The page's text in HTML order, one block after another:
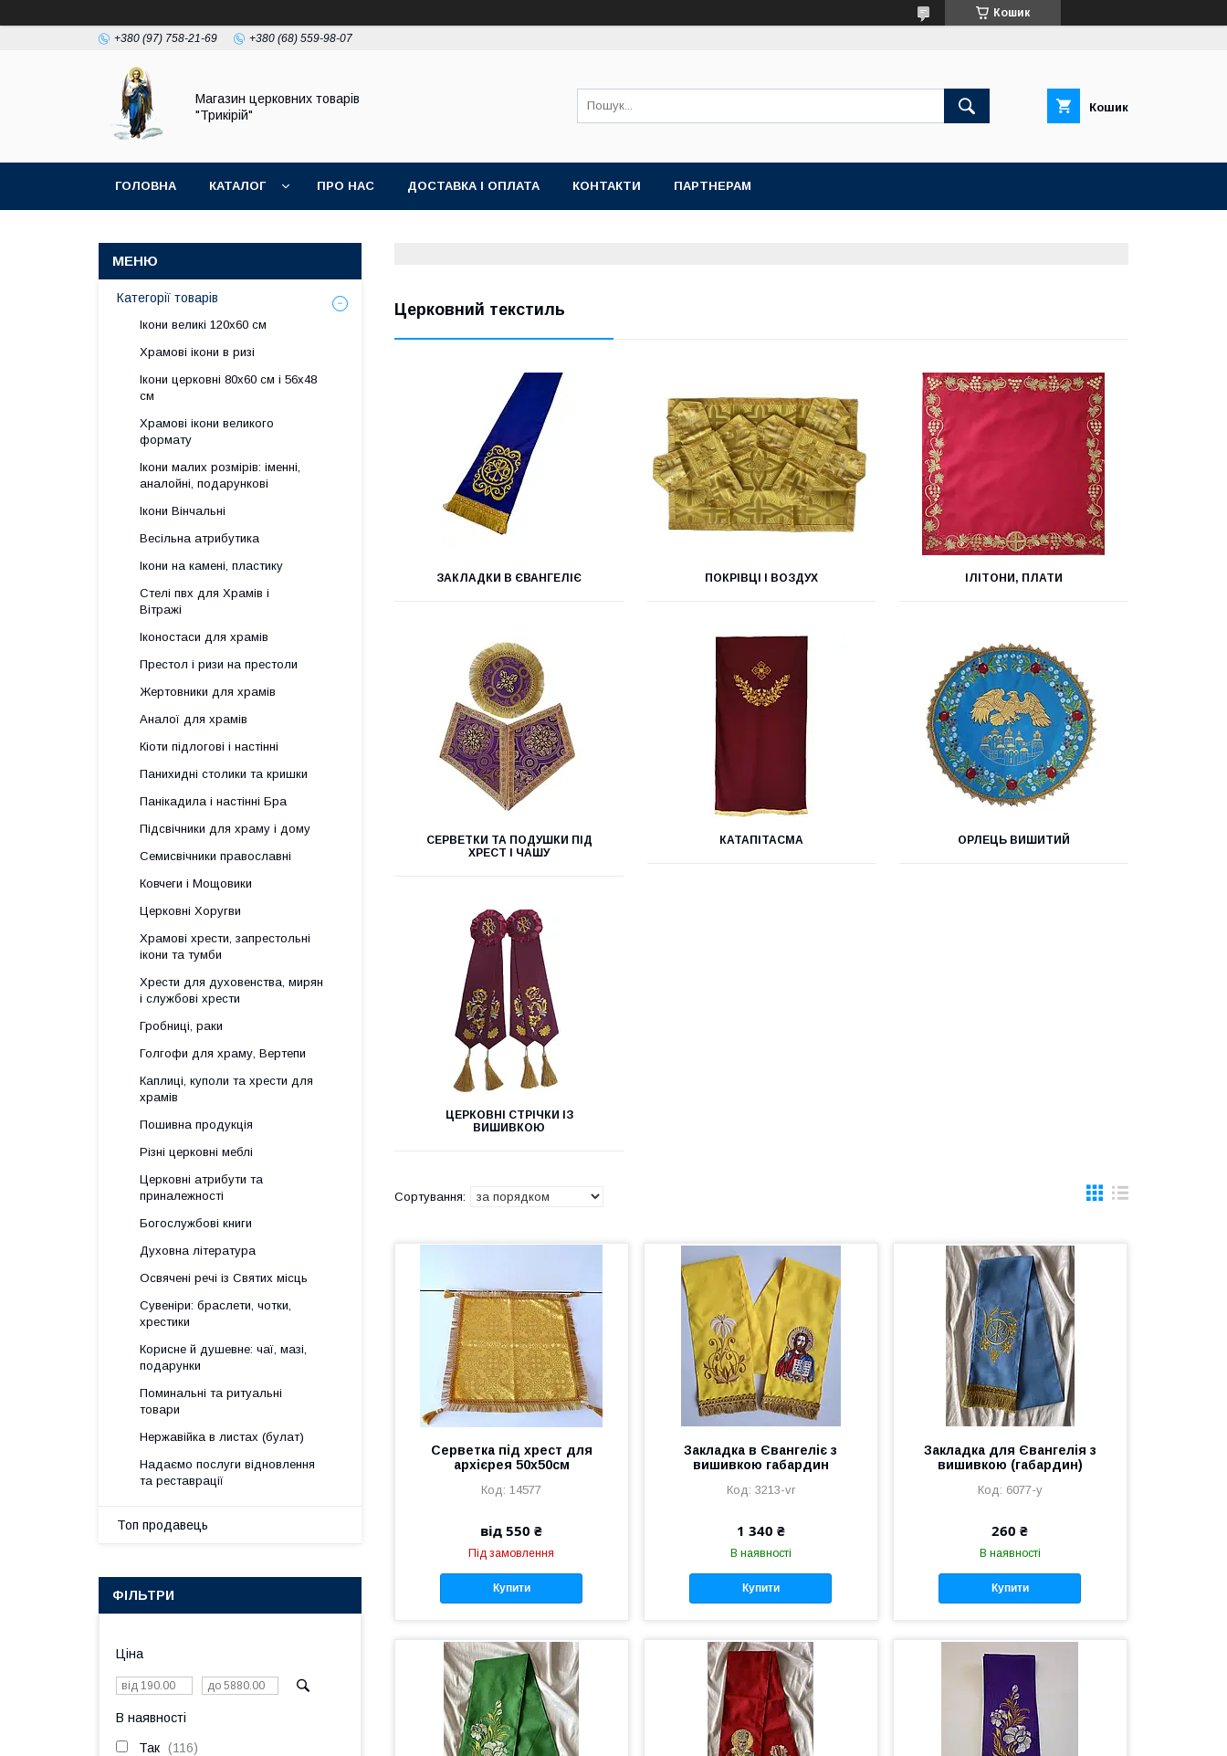
Кошик
+380 (97) 758-21-69 +380 (68) 559-98-07
Магазин церковних товарів
"Трикірій"
Кошик
ГОЛОВНА КАТАЛОГ ПРО НАС ДОСТАВКА І ОПЛАТА КОНТАКТИ ПАРТНЕРАМ
Церковний текстиль
ЗАКЛАДКИ В ЄВАНГЕЛІЄ ПОКРІВЦІ І ВОЗДУХ ІЛІТОНИ, ПЛАТИ
СЕРВЕТКИ ТА ПОДУШКИ ПІД
ХРЕСТ І ЧАШУ
КАТАПІТАСМА ОРЛЕЦЬ ВИШИТИЙ
ЦЕРКОВНІ СТРІЧКИ ІЗ
ВИШИВКОЮ
Серветка під хрест для
архієрея 50х50см
14577
від 550 ₴
Під замовлення
Купити
Закладка в Євангеліє з
вишивкою габардин
3213-vr
1 340 ₴
В наявності
Купити
Закладка для Євангелія з
вишивкою (габардин)
6077-y
260 ₴
В наявності
Купити
Категорії товарів
Ікони великі 120х60 см
Храмові ікони в ризі
Ікони церковні 80х60 см і 56х48
см
Храмові ікони великого
формату
Ікони малих розмірів: іменні,
аналойні, подарункові
Ікони Вінчальні
Весільна атрибутика
Ікони на камені, пластику
Стелі пвх для Храмів і
Вітражі
Іконостаси для храмів
Престол і ризи на престоли
Жертовники для храмів
Аналої для храмів
Кіоти підлогові і настінні
Панихидні столики та кришки
Панікадила і настінні Бра
Підсвічники для храму і дому
Семисвічники православні
Ковчеги і Мощовики
Церковні Хоругви
Храмові хрести, запрестольні
ікони та тумби
Хрести для духовенства, мирян
і службові хрести
Гробниці, раки
Голгофи для храму, Вертепи
Каплиці, куполи та хрести для
храмів
Пошивна продукція
Різні церковні меблі
Церковні атрибути та
приналежності
Богослужбові книги
Духовна література
Освячені речі із Святих місць
Сувеніри: браслети, чотки,
хрестики
Корисне й душевне: чаї, мазі,
подарунки
Поминальні та ритуальні
товари
Нержавійка в листах (булат)
Надаємо послуги відновлення
та реставрації
Топ продавець
ФІЛЬТРИ
Ціна
В наявності
Так 116